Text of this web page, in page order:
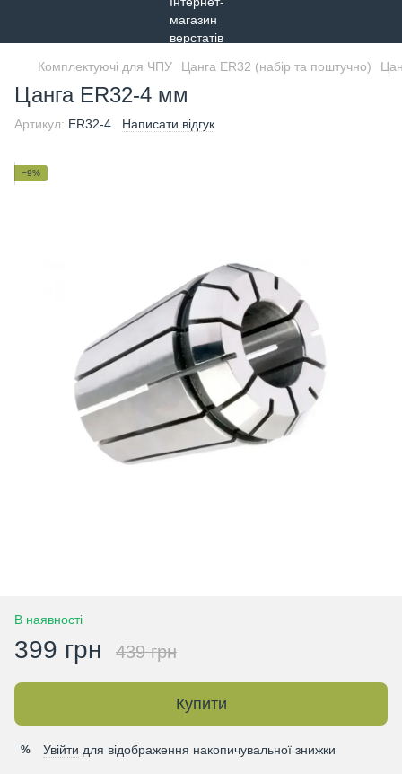
Комплектуючі для ЧПУ Цанга ER32 (набір та поштучно)
Цанга ER32-4 мм
Артикул: ER32-4 Написати відгук
−9%
В наявності
399 грн 439 грн
Купити
% Увійти для відображення накопичувальної знижки